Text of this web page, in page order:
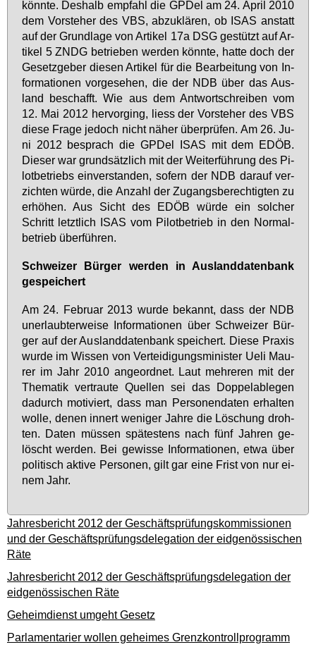
könn­te. Des­halb emp­fahl die GPDel am 24. April 2010
dem Vor­ste­her des VBS, ab­zu­klä­ren, ob ISAS an­statt
auf der Grund­la­ge von Ar­ti­kel 17a DSG ge­stützt auf Ar­
ti­kel 5 ZNDG be­trie­ben wer­den könn­te, hat­te doch der
Ge­setz­ge­ber die­sen Ar­ti­kel für die Be­ar­bei­tung von In­
for­ma­tio­nen vor­ge­se­hen, die der NDB über das Aus­
land be­schafft. Wie aus dem Ant­wort­schrei­ben vom
12. Mai 2012 her­vor­ging, liess der Vor­ste­her des VBS
die­se Fra­ge je­doch nicht nä­her über­prü­fen. Am 26. Ju­
ni 2012 be­sprach die GPDel ISAS mit dem EDÖB.
Die­ser war grund­sätz­lich mit der Wei­ter­füh­rung des Pi­
lot­be­triebs ein­ver­stan­den, so­fern der NDB dar­auf ver­
zich­ten wür­de, die An­zahl der Zu­gangs­be­rech­tig­ten zu
er­hö­hen. Aus Sicht des EDÖB wür­de ein sol­cher
Schritt letzt­lich ISAS vom Pi­lot­be­trieb in den Nor­mal­
be­trieb über­füh­ren.
Schwei­zer Bür­ger wer­den in Aus­land­da­ten­bank
ge­spei­chert
Am 24. Fe­bru­ar 2013 wur­de be­kannt, dass der NDB
un­er­laub­ter­wei­se In­for­ma­tio­nen über Schwei­zer Bür­
ger auf der Aus­land­da­ten­bank spei­chert. Die­se Pra­xis
wur­de im Wis­sen von Ver­tei­di­gungs­mi­nis­ter Ue­li Mau­
rer im Jahr 2010 an­ge­ord­net. Laut meh­re­ren mit der
The­ma­tik ver­trau­te Quel­len sei das Dop­pelab­le­gen
da­durch mo­ti­viert, dass man Per­so­nen­da­ten er­hal­ten
wol­le, de­nen in­nert we­ni­ger Jah­re die Lö­schung droh­
ten. Da­ten müs­sen spä­tes­tens nach fünf Jah­ren ge­
löscht wer­den. Bei ge­wis­se In­for­ma­tio­nen, et­wa über
po­li­tisch ak­ti­ve Per­so­nen, gilt gar ei­ne Frist von nur ei­
nem Jahr.
Jahresbericht 2012 der Geschäftsprüfungskommissionen
und der Geschäftsprüfungsdelegation der eidgenössischen
Räte
Jahresbericht 2012 der Geschäftsprüfungsdelegation der
eidgenössischen Räte
Geheimdienst umgeht Gesetz
Parlamentarier wollen geheimes Grenzkontrollprogramm